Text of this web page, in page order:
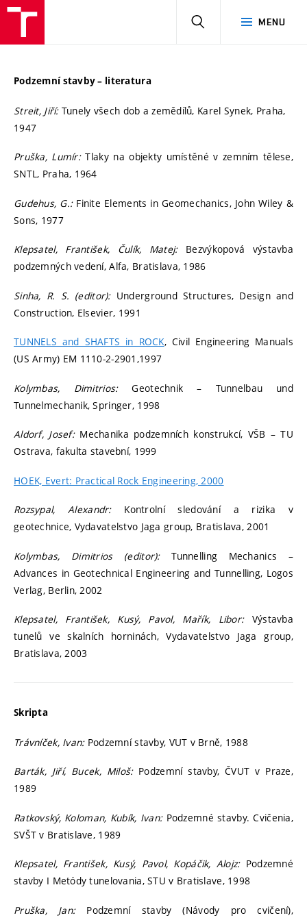
MENU
Podzemní stavby – literatura
Streit, Jiří: Tunely všech dob a zemědílů, Karel Synek, Praha,
1947
Pruška, Lumír:Tlaky na objekty umístěné v zemním tělese,
SNTL, Praha, 1964
Gudehus, G.: Finite Elements in Geomechanics, John Wiley &
Sons, 1977
Klepsatel, František, Čulík, Matej: Bezvýkopová výstavba
podzemných vedení, Alfa, Bratislava, 1986
Sinha, R. S. (editor): Underground Structures, Design and
Construction, Elsevier, 1991
TUNNELS and SHAFTS in ROCK, Civil Engineering Manuals
(US Army) EM 1110-2-2901,1997
Kolymbas, Dimitrios:Geotechnik – Tunnelbau und
Tunnelmechanik, Springer, 1998
Aldorf, Josef: Mechanika podzemních konstrukcí, VŠB – TU
Ostrava, fakulta stavební, 1999
HOEK, Evert: Practical Rock Engineering, 2000
Rozsypal, Alexandr:Kontrolní sledování a rizika v
geotechnice, Vydavatelstvo Jaga group, Bratislava, 2001
Kolymbas, Dimitrios (editor):Tunnelling Mechanics –
Advances in Geotechnical Engineering and Tunnelling, Logos
Verlag, Berlin, 2002
Klepsatel, František, Kusý, Pavol, Mařík, Libor:Výstavba
tunelů ve skalních horninách, Vydavatelstvo Jaga group,
Bratislava, 2003
Skripta
Trávníček, Ivan: Podzemní stavby, VUT v Brně, 1988
Barták, Jiří, Bucek, Miloš: Podzemní stavby, ČVUT v Praze,
1989
Ratkovský, Koloman, Kubík, Ivan: Podzemné stavby. Cvičenia,
SVŠT v Bratislave, 1989
Klepsatel, František, Kusý, Pavol, Kopáčik, Alojz:Podzemné
stavby I Metódy tunelovania, STU v Bratislave, 1998
Pruška, Jan:Podzemní stavby (Návody pro cvičení),